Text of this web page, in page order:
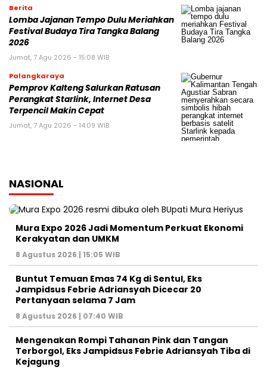
Berita
Lomba Jajanan Tempo Dulu Meriahkan
Festival Budaya Tira Tangka Balang
2026
Jumat, 7 Agu 2026 - 15:08 WIB
Palangkaraya
Pemprov Kalteng Salurkan Ratusan
Perangkat Starlink, Internet Desa
Terpencil Makin Cepat
Jumat, 7 Agu 2026 - 14:09 WIB
NASIONAL
Mura Expo 2026 Jadi Momentum Perkuat Ekonomi
Kerakyatan dan UMKM
8 Agustus 2026 | 15:05 WIB
Buntut Temuan Emas 74 Kg di Sentul, Eks
Jampidsus Febrie Adriansyah Dicecar 20
Pertanyaan selama 7 Jam
8 Agustus 2026 | 07:40 WIB
Mengenakan Rompi Tahanan Pink dan Tangan
Terborgol, Eks Jampidsus Febrie Adriansyah Tiba di
Kejagung